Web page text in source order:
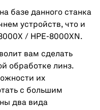
базе данного станка
устройств, что и
/ HPE-8000XN.
вам сделать
обработке линз.
их
с большим
два вида